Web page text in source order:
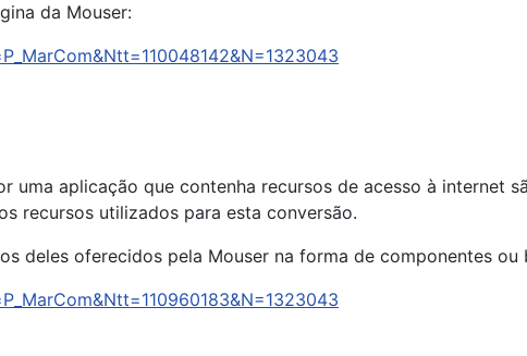
da Mouser:
uma aplicação que contenha recursos de acesso à internet
recursos utilizados para esta conversão.
deles oferecidos pela Mouser na forma de componentes ou